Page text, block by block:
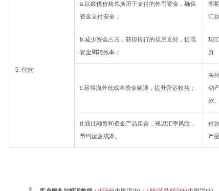
5. 付款
a.以最优价格兑换用于支付的外币资金，确保
资金支付安全；
即
汇
b.减少资金占压，获得银行的信用支持，提高
资金周转效率；
现
资
c.获得海外低成本资金融通，提升营运收益；
海
动
款
d.通过融资和资金产品组合，规避汇率风险，
节约运营成本。
付
产